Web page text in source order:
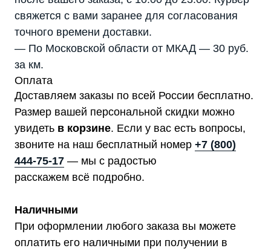
свяжется с вами заранее для согласования
точного времени доставки.
— По Московской области от МКАД — 30 руб.
за км.
Оплата
Доставляем заказы по всей России бесплатно.
Размер вашей персональной скидки можно
увидеть в корзине. Если у вас есть вопросы,
звоните на наш бесплатный номер +7 (800)
444-75-17 — мы с радостью
расскажем всё подробно.
Наличными
При оформлении любого заказа вы можете
оплатить его наличными при получении в